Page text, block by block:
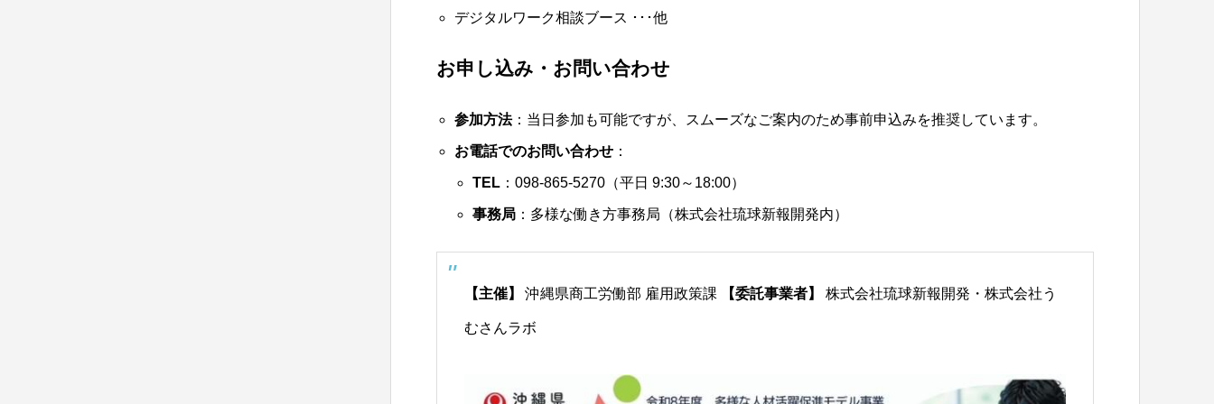
デジタルワーク相談ブース ･･･他
お申し込み・お問い合わせ
参加方法：当日参加も可能ですが、スムーズなご案内のため事前申込みを推奨しています。
お電話でのお問い合わせ：
TEL：098-865-5270（平日 9:30～18:00）
事務局：多様な働き方事務局（株式会社琉球新報開発内）
【主催】 沖縄県商工労働部 雇用政策課 【委託事業者】 株式会社琉球新報開発・株式会社う
むさんラボ